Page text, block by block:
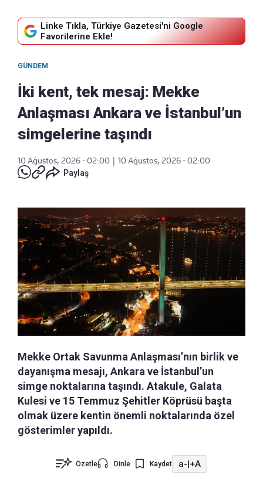
Linke Tıkla, Türkiye Gazetesi'ni Google
Favorilerine Ekle!
GÜNDEM
İki kent, tek mesaj: Mekke
Anlaşması Ankara ve İstanbul’un
simgelerine taşındı
10 Ağustos, 2026 - 02:00
10 Ağustos, 2026 - 02:00
Paylaş
Mekke Ortak Savunma Anlaşması’nın birlik ve
dayanışma mesajı, Ankara ve İstanbul’un
simge noktalarına taşındı. Atakule, Galata
Kulesi ve 15 Temmuz Şehitler Köprüsü başta
olmak üzere kentin önemli noktalarında özel
gösterimler yapıldı.
Özetle Dinle Kaydet a-|+A